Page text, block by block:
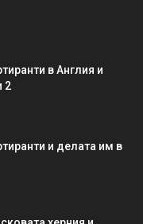
в Англия и
2
и делата им в